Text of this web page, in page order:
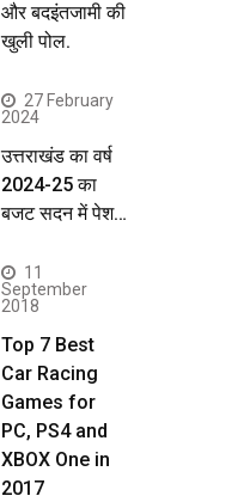
और बदइंतजामी की
खुली पोल.
27 February
2024
उत्तराखंड का वर्ष
2024-25 का
बजट सदन में पेश…
11
September
2018
Top 7 Best
Car Racing
Games for
PC, PS4 and
XBOX One in
2017